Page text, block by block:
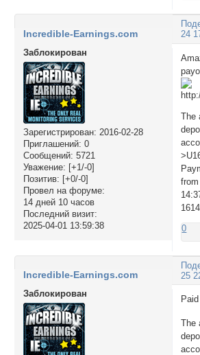
24
Incredible-Earnings.com
Заблокирован
Зарегистрирован: 2016-02-28
Приглашений: 0
Сообщений: 5721
Уважение: [+1/-0]
Позитив: [+0/-0]
Провел на форуме:
14 дней 10 часов
Последний визит:
2025-04-01 13:59:38
The
0
25
Incredible-Earnings.com
Заблокирован
The